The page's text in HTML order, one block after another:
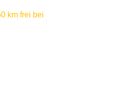
km frei bei